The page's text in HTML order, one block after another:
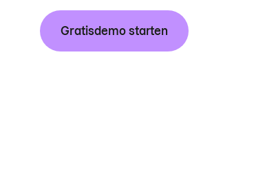
Gratisdemo starten